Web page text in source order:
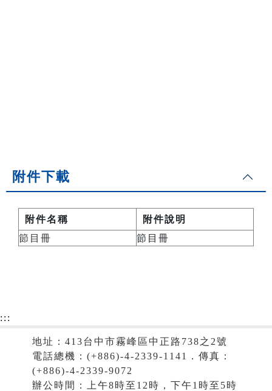
附件下載
附件名稱
附件說明
節目冊
節目冊
:::
地址：413台中市霧峰區中正路738之2號
電話總機：(+886)-4-2339-1141．傳真：
(+886)-4-2339-9072
辦公時間：上午8時至12時，下午1時至5時